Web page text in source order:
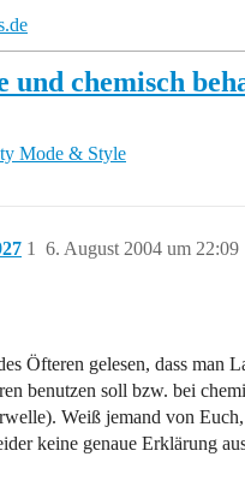
und chemisch
Mode & Style
6. August 2004 um 22:09
1
Öfteren gelesen, dass man
benutzen soll bzw. bei
Weiß jemand von
keine genaue Erklärung